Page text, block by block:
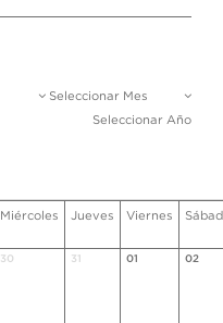
Seleccionar Mes
Seleccionar Año
Miércoles Jueves Viernes
30 31 01 02